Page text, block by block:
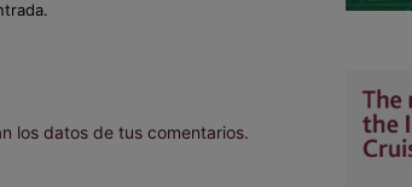
los datos de tus comentarios.